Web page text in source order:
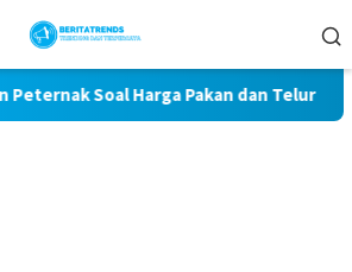
Soal Harga Pakan dan Telur